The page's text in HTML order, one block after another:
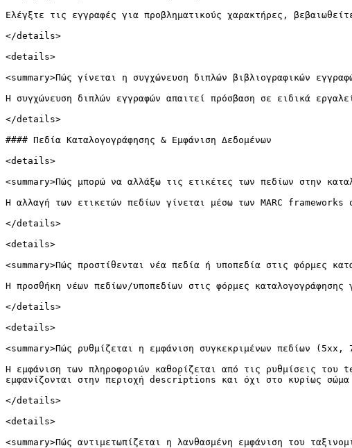
Ελέγξτε τις εγγραφές για προβληματικούς χαρακτήρες,
</details>
<details>
<summary>Πώς γίνεται η συγχώνευση διπλών βιβλιογραφικών
Η συγχώνευση διπλών εγγραφών απαιτεί πρόσβαση σε ειδικά
</details>
#### Πεδία Καταλογογράφησης & Εμφάνιση Δεδομένων
<details>
<summary>Πώς μπορώ να αλλάξω τις ετικέτες των πεδίων στην
Η αλλαγή των ετικετών πεδίων γίνεται μέσω των MARC frameworks
</details>
<details>
<summary>Πώς προστίθενται νέα πεδία ή υποπεδία στις φόρμες
Η προσθήκη νέων πεδίων/υποπεδίων στις φόρμες
</details>
<details>
<summary>Πώς ρυθμίζεται η εμφάνιση συγκεκριμένων πεδίων
Η εμφάνιση των πληροφοριών καθορίζεται από τις ρυθμίσεις
εμφανίζονται στην περιοχή descriptions και όχι στο κυρίως σώμα
</details>
<details>
<summary>Πώς αντιμετωπίζεται η λανθασμένη εμφάνιση του